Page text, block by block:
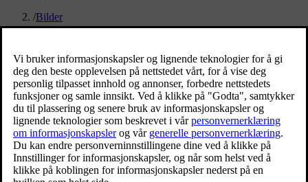
/Bilder
Volvo EX90 Sand Dune
Exterior
9/3/2024